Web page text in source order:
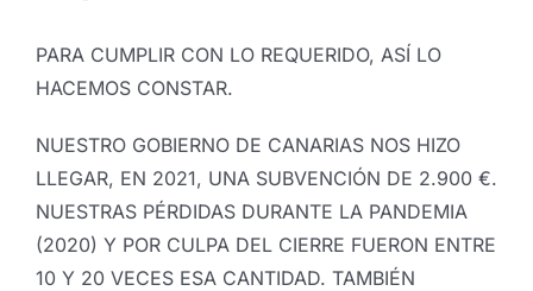
PARA CUMPLIR CON LO REQUERIDO, ASÍ LO
HACEMOS CONSTAR.
NUESTRO GOBIERNO DE CANARIAS NOS HIZO
LLEGAR, EN 2021, UNA SUBVENCIÓN DE 2.900 €.
NUESTRAS PÉRDIDAS DURANTE LA PANDEMIA
(2020) Y POR CULPA DEL CIERRE FUERON ENTRE
10 Y 20 VECES ESA CANTIDAD. TAMBIÉN